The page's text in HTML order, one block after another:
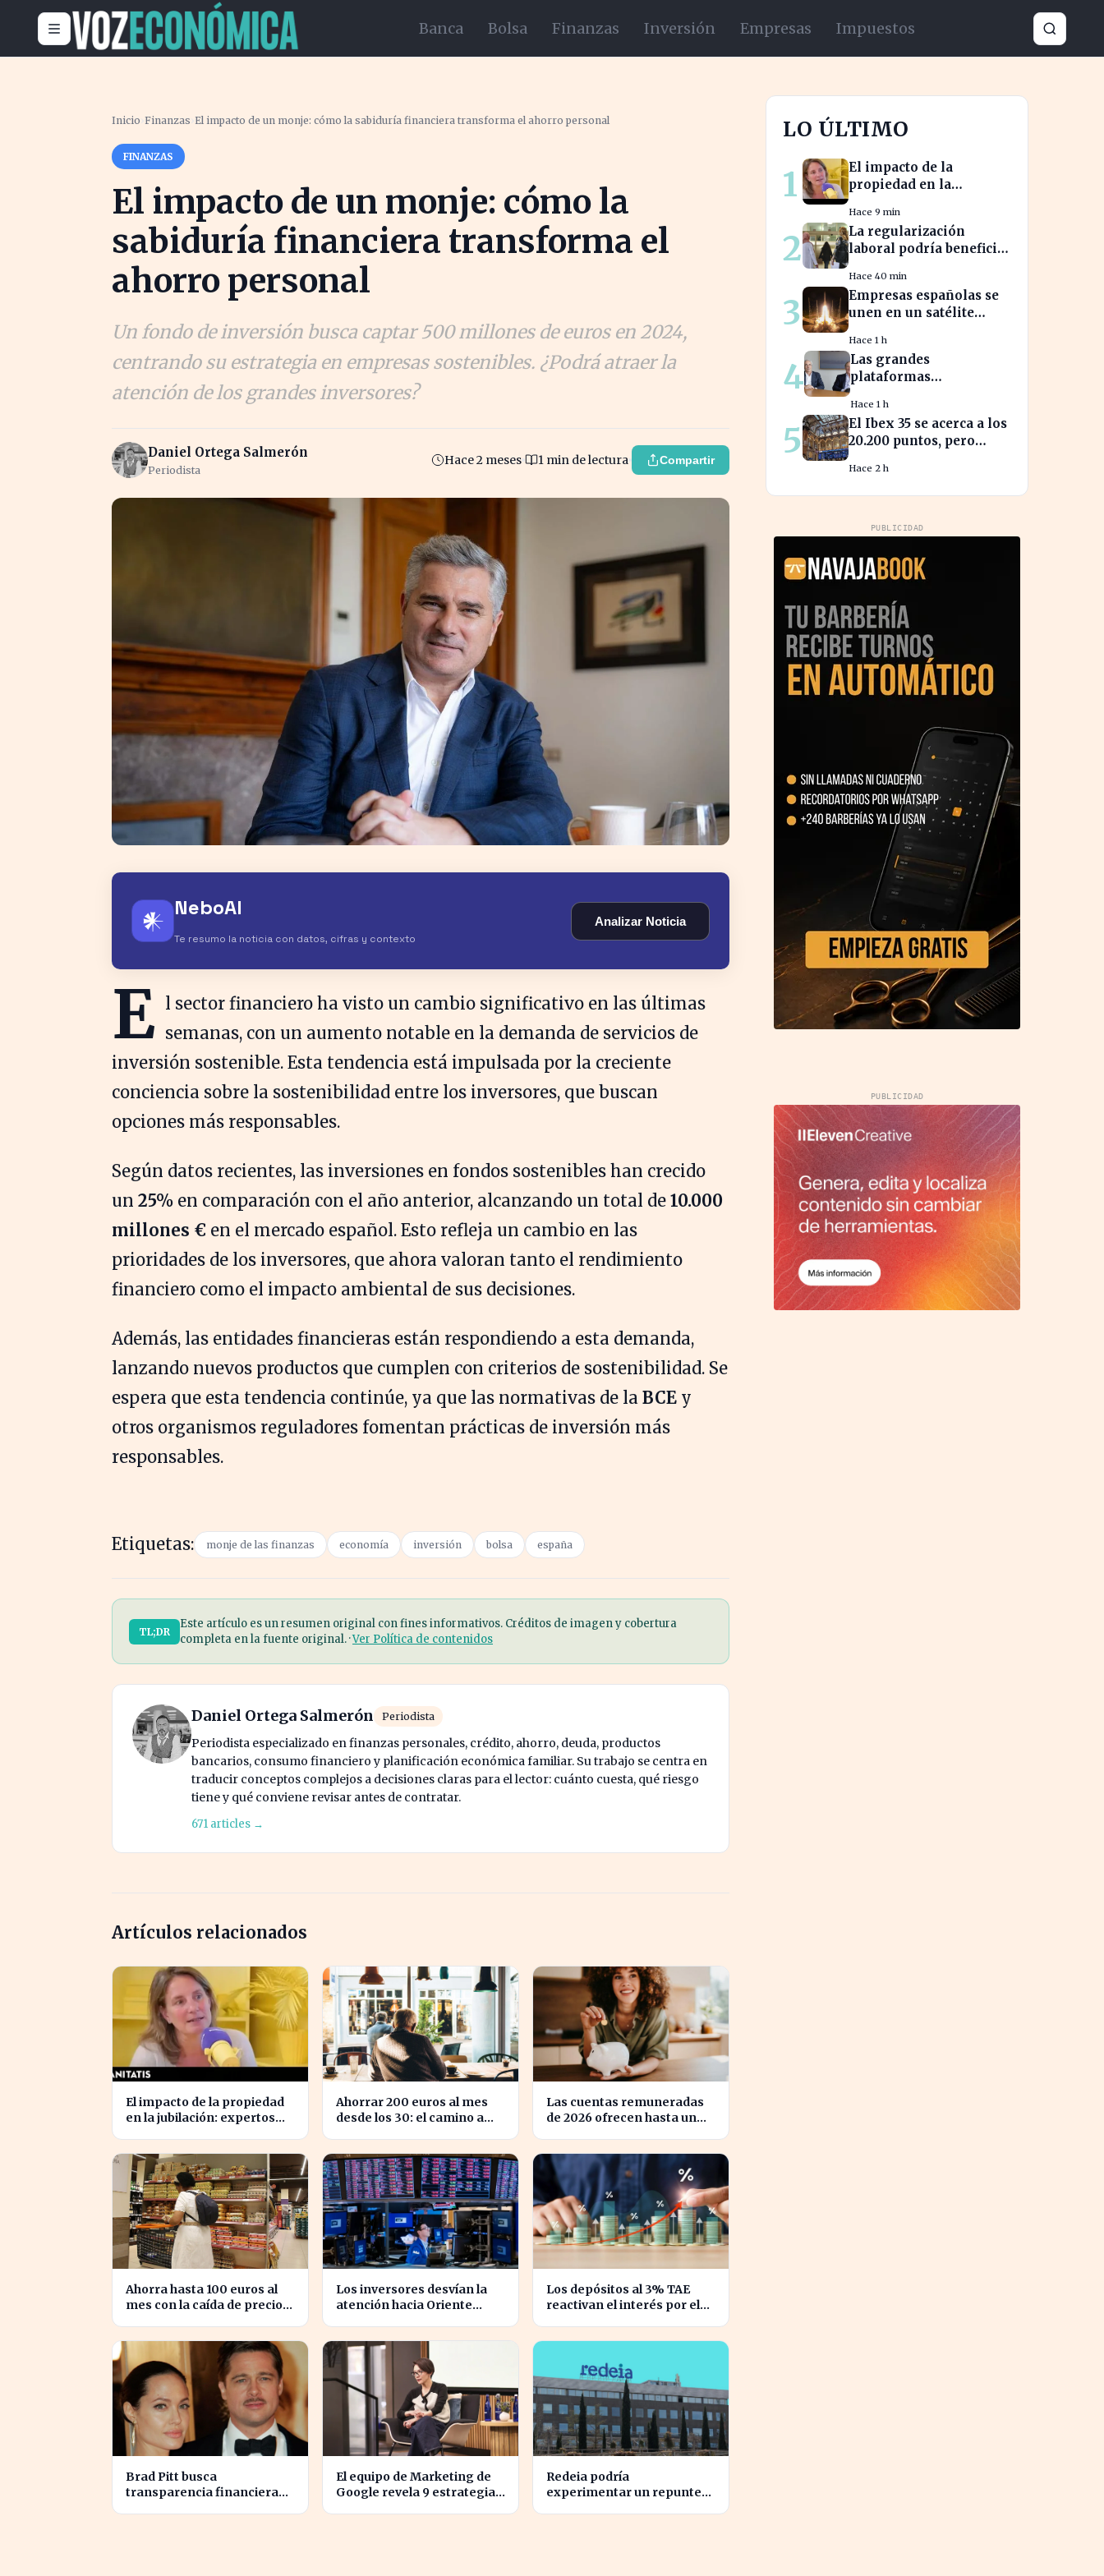
Banca Bolsa Finanzas Inversión Empresas Impuestos
Inicio ›Finanzas ›El impacto de un monje: cómo la sabiduría financiera transforma el ahorro personal
FINANZAS
El impacto de un monje: cómo la
sabiduría financiera transforma el
ahorro personal
Un fondo de inversión busca captar 500 millones de euros en 2024,
centrando su estrategia en empresas sostenibles. ¿Podrá atraer la
atención de los grandes inversores?
Daniel Ortega Salmerón
Periodista
Hace 2 meses 1 min de lectura Compartir
𒀭 NeboAI
Te resumo la noticia con datos, cifras y contexto
Analizar Noticia
E l sector financiero ha visto un cambio significativo en las últimas
semanas, con un aumento notable en la demanda de servicios de
inversión sostenible. Esta tendencia está impulsada por la creciente
conciencia sobre la sostenibilidad entre los inversores, que buscan
opciones más responsables.
Según datos recientes, las inversiones en fondos sostenibles han crecido
un 25% en comparación con el año anterior, alcanzando un total de 10.000
millones € en el mercado español. Esto refleja un cambio en las
prioridades de los inversores, que ahora valoran tanto el rendimiento
financiero como el impacto ambiental de sus decisiones.
Además, las entidades financieras están respondiendo a esta demanda,
lanzando nuevos productos que cumplen con criterios de sostenibilidad. Se
espera que esta tendencia continúe, ya que las normativas de la BCE y
otros organismos reguladores fomentan prácticas de inversión más
responsables.
Etiquetas: monje de las finanzas economía inversión bolsa españa
TL;DR
Este artículo es un resumen original con fines informativos. Créditos de imagen y cobertura
completa en la fuente original. ·Ver Política de contenidos
Daniel Ortega Salmerón Periodista
Periodista especializado en finanzas personales, crédito, ahorro, deuda, productos
bancarios, consumo financiero y planificación económica familiar. Su trabajo se centra en
traducir conceptos complejos a decisiones claras para el lector: cuánto cuesta, qué riesgo
tiene y qué conviene revisar antes de contratar.
671 articles →
Artículos relacionados
El impacto de la propiedad
en la jubilación: expertos
Ahorrar 200 euros al mes
desde los 30: el camino a
Las cuentas remuneradas
de 2026 ofrecen hasta un
Ahorra hasta 100 euros al
mes con la caída de precios
Los inversores desvían la
atención hacia Oriente
Los depósitos al 3% TAE
reactivan el interés por el
Brad Pitt busca
transparencia financiera
El equipo de Marketing de
Google revela 9 estrategias
Redeia podría
experimentar un repunte
LO ÚLTIMO
1
El impacto de la
propiedad en la
advierten sobre su
relevancia tras los 40
Hace 9 min
2
La regularización
laboral podría beneficiar
en España este año.
Hace 40 min
3
Empresas españolas se
unen en un satélite
monitorear tormentas
europeas
Hace 1 h
4
Las grandes
plataformas
mercados privados y
redefinen la
competencia
Hace 1 h
5
El Ibex 35 se acerca a los
20.200 puntos, pero
máximos históricos
Hace 2 h
PUBLICIDAD
PUBLICIDAD